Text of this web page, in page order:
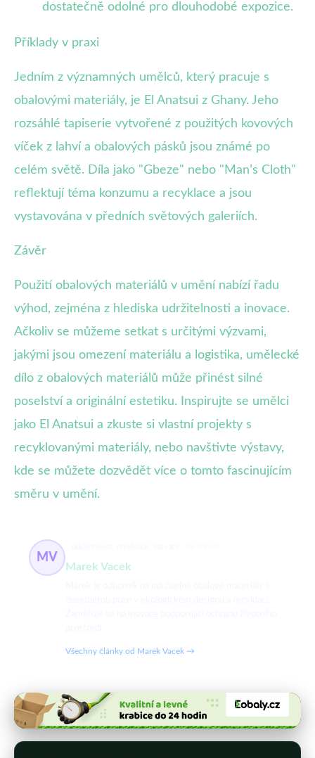
dostatečně odolné pro dlouhodobé expozice.
Příklady v praxi
Jedním z významných umělců, který pracuje s
obalovými materiály, je El Anatsui z Ghany. Jeho
rozsáhlé tapiserie vytvořené z použitých kovových
víček z lahví a obalových pásků jsou známé po
celém světě. Díla jako "Gbeze" nebo "Man’s Cloth"
reflektují téma konzumu a recyklace a jsou
vystavována v předních světových galeriích.
Závěr
Použití obalových materiálů v umění nabízí řadu
výhod, zejména z hlediska udržitelnosti a inovace.
Ačkoliv se můžeme setkat s určitými výzvami,
jakými jsou omezení materiálu a logistika, umělecké
dílo z obalových materiálů může přinést silné
poselství a originální estetiku. Inspirujte se umělci
jako El Anatsui a zkuste si vlastní projekty s
recyklovanými materiály, nebo navštivte výstavy,
kde se můžete dozvědět více o tomto fascinujícím
směru v umění.
MV
Marek Vacek
Všechny články od Marek Vacek →